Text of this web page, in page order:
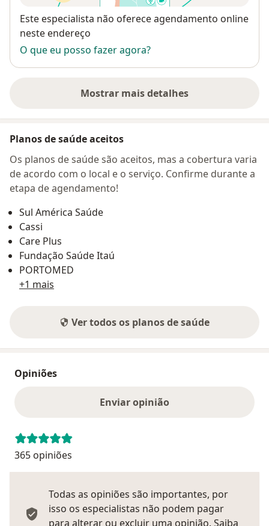
Disponibilidade
Este especialista não oferece agendamento online
neste endereço
O que eu posso fazer agora?
Mostrar mais detalhes
sobre o endereço
Planos de saúde aceitos
Os planos de saúde são aceitos, mas a cobertura varia
de acordo com o local e o serviço. Confirme durante a
etapa de agendamento!
Sul América Saúde
Cassi
Care Plus
Fundação Saúde Itaú
PORTOMED
+1 mais
Ver todos os planos de saúde
Opiniões
Enviar opinião
365 opiniões
Todas as opiniões são importantes, por
isso os especialistas não podem pagar
para alterar ou excluir uma opinião. Saiba